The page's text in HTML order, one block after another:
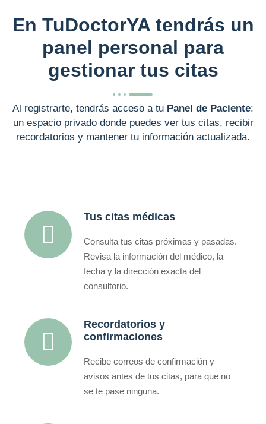
En TuDoctorYA tendrás un
panel personal para
gestionar tus citas
Al registrarte, tendrás acceso a tu Panel de Paciente:
un espacio privado donde puedes ver tus citas, recibir
recordatorios y mantener tu información actualizada.
Tus citas médicas
Consulta tus citas próximas y pasadas.
Revisa la información del médico, la
fecha y la dirección exacta del
consultorio.
Recordatorios y
confirmaciones
Recibe correos de confirmación y
avisos antes de tus citas, para que no
se te pase ninguna.